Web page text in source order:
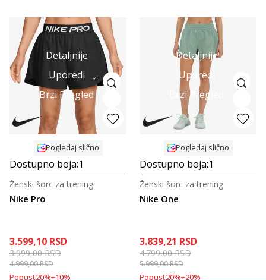
Detaljnije
Uporedi
Brzi Pregled
Pogledaj slično
Dostupno boja:1
Nike Pro
Ženski šorc za trening
3.599,10 RSD
3.999,00RSD
4.999,00RSD
Popust20%+10%
Detaljnije
Uporedi
Brzi Pregled
Pogledaj slično
Dostupno boja:1
Nike One
Ženski šorc za trening
3.839,21 RSD
4.799,00RSD
5.999,00RSD
Popust20%+20%